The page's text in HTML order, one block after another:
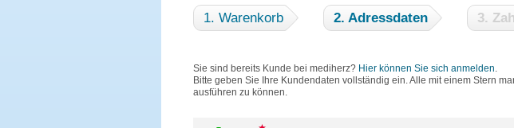
1. Warenkorb 2. Adressdaten 3.
Sie sind bereits Kunde bei mediherz? Hier können Sie sich anmelden.
Bitte geben Sie Ihre Kundendaten vollständig ein. Alle mit einem Stern
ausführen zu können.